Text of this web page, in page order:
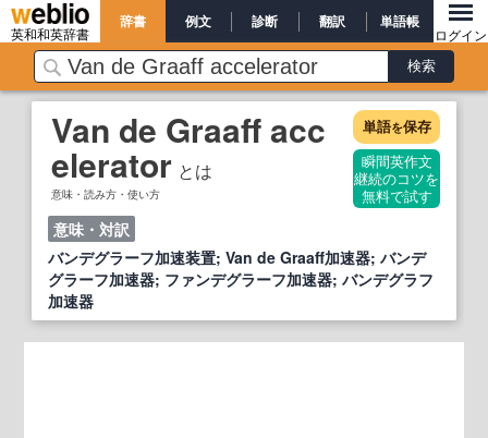
英和和英辞書
辞書 例文 診断 翻訳 単語帳
ログイン
Van de Graaff acc
elerator とは
意味・読み方・使い方
単語を保存
瞬間英作文
継続のコツを
無料で試す
意味・対訳
バンデグラーフ加速装置; Van de Graaff加速器; バンデ
グラーフ加速器; ファンデグラーフ加速器; バンデグラフ
加速器